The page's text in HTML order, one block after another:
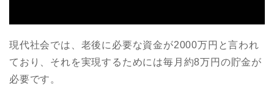
現代社会では、老後に必要な資金が2000万円と言われ
ており、それを実現するためには毎月約8万円の貯金が
必要です。